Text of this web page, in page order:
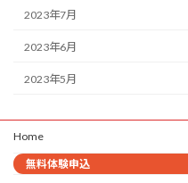
2023年7月
2023年6月
2023年5月
Home
無料体験申込